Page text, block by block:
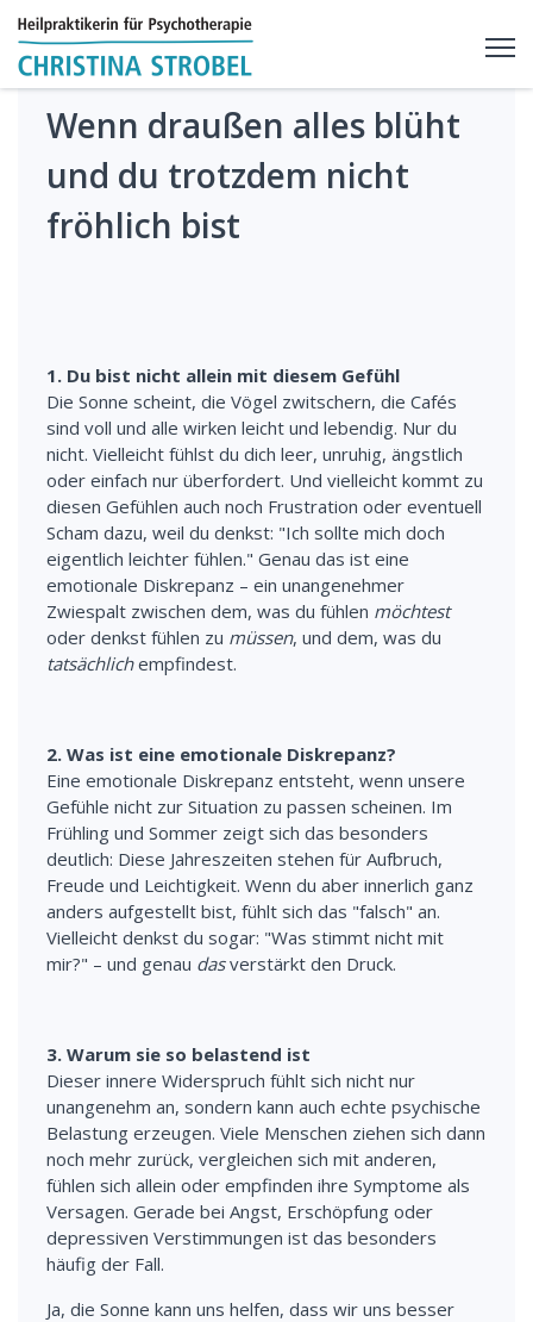
Wenn draußen alles blüht
und du trotzdem nicht
fröhlich bist
1. Du bist nicht allein mit diesem Gefühl
Die Sonne scheint, die Vögel zwitschern, die Cafés
sind voll und alle wirken leicht und lebendig. Nur du
nicht. Vielleicht fühlst du dich leer, unruhig, ängstlich
oder einfach nur überfordert. Und vielleicht kommt zu
diesen Gefühlen auch noch Frustration oder eventuell
Scham dazu, weil du denkst: "Ich sollte mich doch
eigentlich leichter fühlen." Genau das ist eine
emotionale Diskrepanz – ein unangenehmer
Zwiespalt zwischen dem, was du fühlen möchtest
oder denkst fühlen zu müssen, und dem, was du
tatsächlichempfindest.
2. Was ist eine emotionale Diskrepanz?
Eine emotionale Diskrepanz entsteht, wenn unsere
Gefühle nicht zur Situation zu passen scheinen. Im
Frühling und Sommer zeigt sich das besonders
deutlich: Diese Jahreszeiten stehen für Aufbruch,
Freude und Leichtigkeit. Wenn du aber innerlich ganz
anders aufgestellt bist, fühlt sich das "falsch" an.
Vielleicht denkst du sogar: "Was stimmt nicht mit
mir?" – und genau dasverstärkt den Druck.
3. Warum sie so belastend ist
Dieser innere Widerspruch fühlt sich nicht nur
unangenehm an, sondern kann auch echte psychische
Belastung erzeugen. Viele Menschen ziehen sich dann
noch mehr zurück, vergleichen sich mit anderen,
fühlen sich allein oder empfinden ihre Symptome als
Versagen. Gerade bei Angst, Erschöpfung oder
depressiven Verstimmungen ist das besonders
häufig der Fall.
Ja, die Sonne kann uns helfen, dass wir uns besser